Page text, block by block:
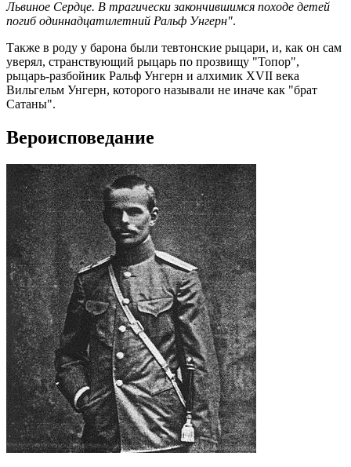
Львиное Сердце. В трагически закончившимся походе детей
погиб одиннадцатилетний Ральф Унгерн".
Также в роду у барона были тевтонские рыцари, и, как он сам
уверял, странствующий рыцарь по прозвищу "Топор",
рыцарь-разбойник Ральф Унгерн и алхимик XVII века
Вильгельм Унгерн, которого называли не иначе как "брат
Сатаны".
Вероисповедание